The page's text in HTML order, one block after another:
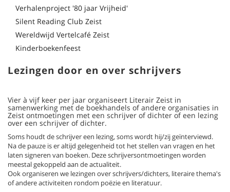
Verhalenproject '80 jaar Vrijheid'
Silent Reading Club Zeist
Wereldwijd Vertelcafé Zeist
Kinderboekenfeest
Lezingen door en over schrijvers
Vier à vijf keer per jaar organiseert Literair Zeist in
samenwerking met de boekhandels of andere organisaties in
Zeist ontmoetingen met een schrijver of dichter of een lezing
over een schrijver of dichter.
Soms houdt de schrijver een lezing, soms wordt hij/zij geïnterviewd.
Na de pauze is er altijd gelegenheid tot het stellen van vragen en het
laten signeren van boeken. Deze schrijversontmoetingen worden
meestal gekoppeld aan de actualiteit.
Ook organiseren we lezingen over schrijvers/dichters, literaire thema's
of andere activiteiten rondom poëzie en literatuur.